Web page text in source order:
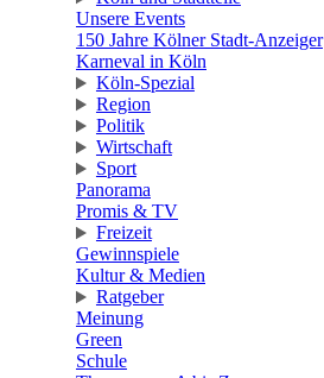
Unsere Events
150 Jahre Kölner Stadt-Anzeiger
Karneval in Köln
Köln-Spezial
Region
Politik
Wirtschaft
Sport
Panorama
Promis & TV
Freizeit
Gewinnspiele
Kultur & Medien
Ratgeber
Meinung
Green
Schule